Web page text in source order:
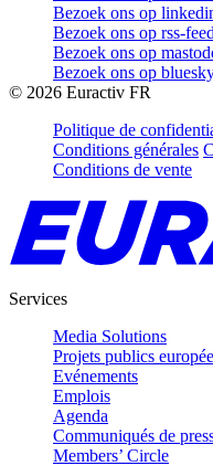
Bezoek ons op
Bezoek ons op rss-feed
Bezoek ons op
Bezoek ons op
© 2026 Euractiv FR
Politique de
Conditions générales
Conditions de vente
Services
Media Solutions
Projets publics
Evénements
Emplois
Agenda
Communiqués de
Members’ Circle